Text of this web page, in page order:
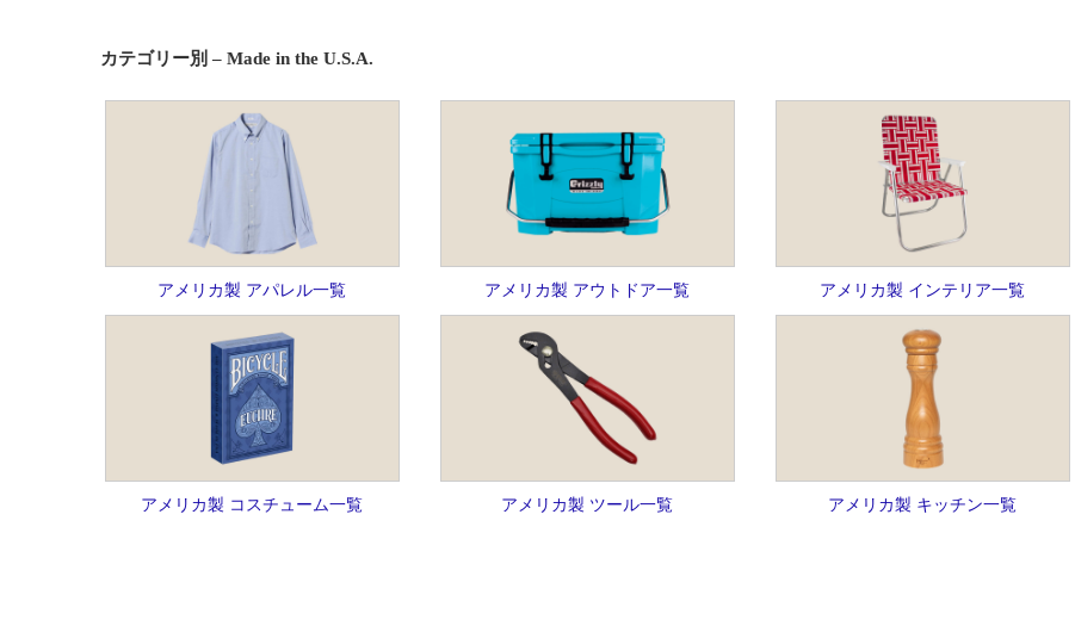
カテゴリー別 – Made in the U.S.A.
アメリカ製 アパレル一覧 アメリカ製 アウトドア一覧 アメリカ製 インテリア一覧
アメリカ製 コスチューム一覧 アメリカ製 ツール一覧 アメリカ製 キッチン一覧